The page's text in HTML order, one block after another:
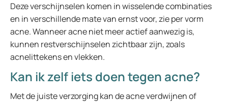
Deze verschijnselen komen in wisselende combinaties
en in verschillende mate van ernst voor, zie per vorm
acne. Wanneer acne niet meer actief aanwezig is,
kunnen restverschijnselen zichtbaar zijn, zoals
acnelittekens en vlekken.
Kan ik zelf iets doen tegen acne?
Met de juiste verzorging kan de acne verdwijnen of